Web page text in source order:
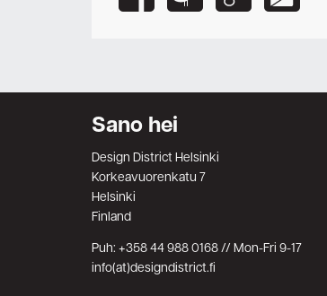
Sano hei
Design District Helsinki
Korkeavuorenkatu 7
Helsinki
Finland
Puh: +358 44 988 0168 // Mon-Fri 9-17
info(at)designdistrict.fi